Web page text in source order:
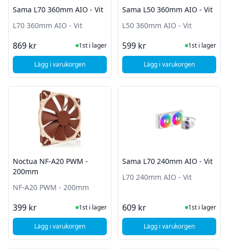
Sama L70 360mm AIO - Vit
L70 360mm AIO - Vit
869 kr I Lager
1st i lager
Lägg i varukorgen, Sama L70 360mm AIO - Vit
Sama L50 360mm AIO - Vit
L50 360mm AIO - Vit
599 kr I Lager
1st i lager
Lägg i varukorgen, Sama L50 360mm
Noctua NF-A20 PWM -
200mm
NF-A20 PWM - 200mm
399 kr I Lager
1st i lager
Lägg i varukorgen, Noctua NF-A20 PWM - 200mm
Sama L70 240mm AIO - Vit
L70 240mm AIO - Vit
609 kr I Lager
1st i lager
Lägg i varukorgen, Sama L70 240mm